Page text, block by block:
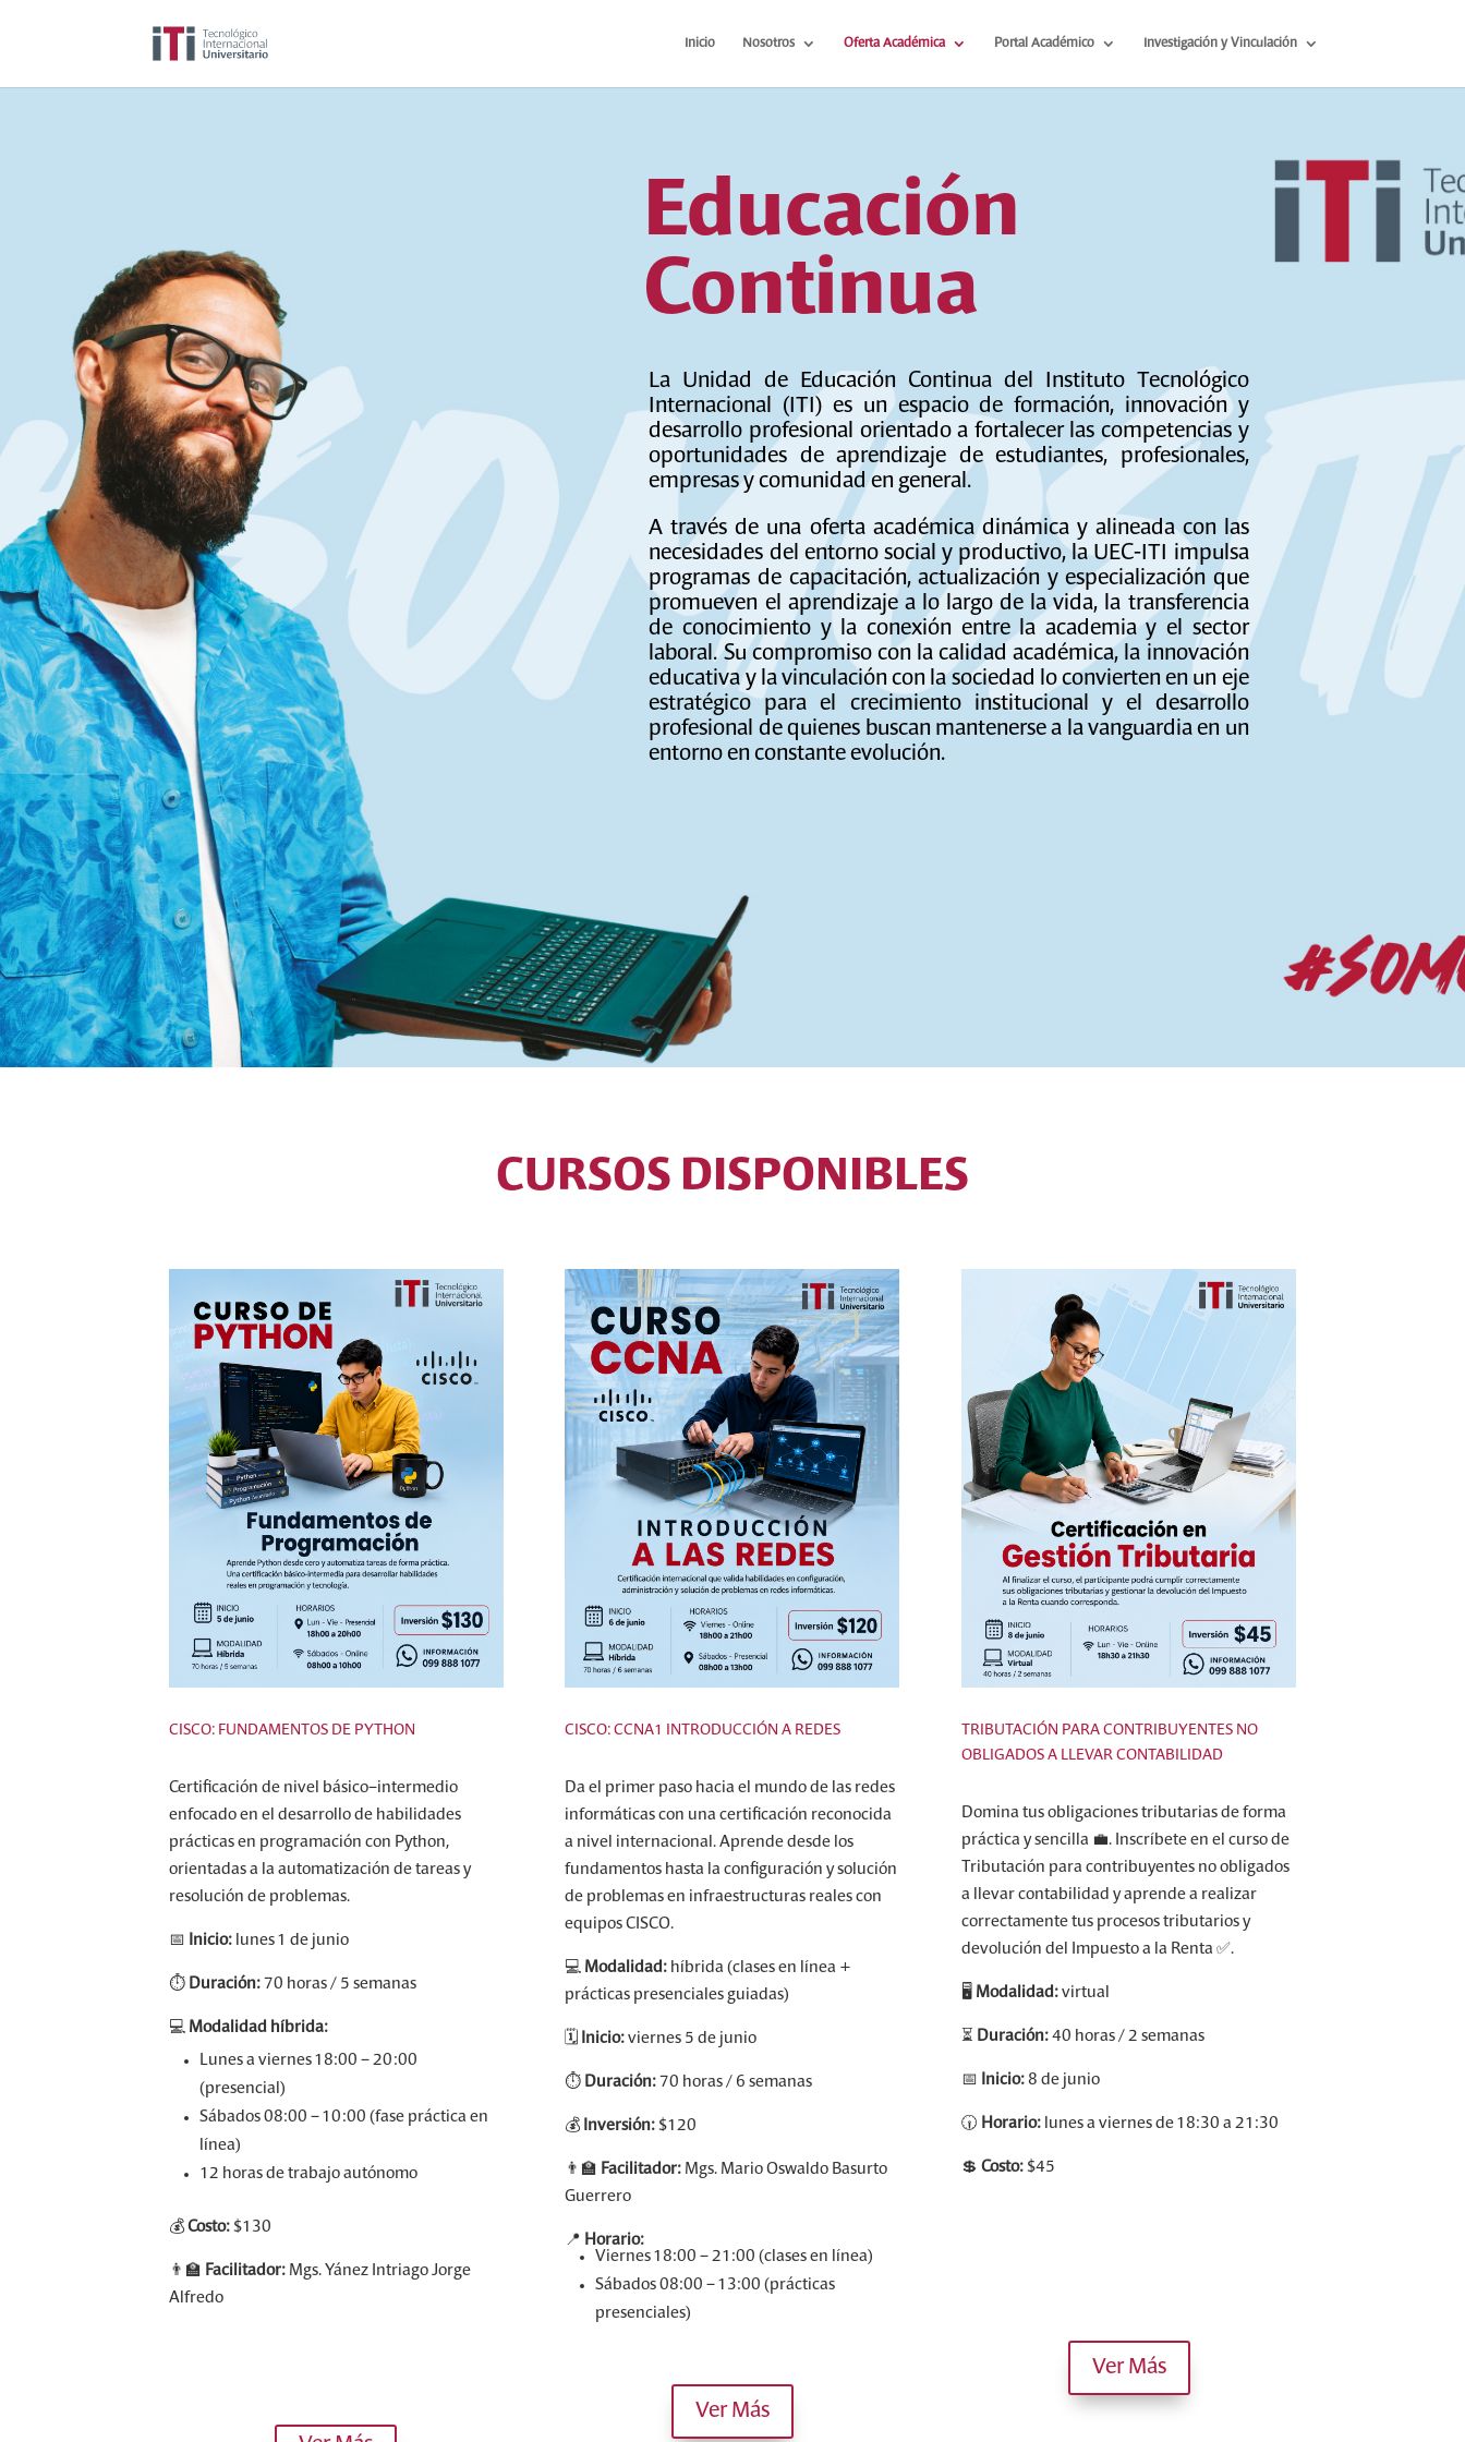
Inicio Nosotros Oferta Académica Portal Académico Investigación y Vinculación
Educación
Continua
La Unidad de Educación Continua del Instituto Tecnológico
Internacional (ITI) es un espacio de formación, innovación y
desarrollo profesional orientado a fortalecer las competencias y
oportunidades de aprendizaje de estudiantes, profesionales,
empresas y comunidad en general.
A través de una oferta académica dinámica y alineada con las
necesidades del entorno social y productivo, la UEC-ITI impulsa
programas de capacitación, actualización y especialización que
promueven el aprendizaje a lo largo de la vida, la transferencia
de conocimiento y la conexión entre la academia y el sector
laboral. Su compromiso con la calidad académica, la innovación
educativa y la vinculación con la sociedad lo convierten en un eje
estratégico para el crecimiento institucional y el desarrollo
profesional de quienes buscan mantenerse a la vanguardia en un
entorno en constante evolución.
CURSOS DISPONIBLES
CISCO: FUNDAMENTOS DE PYTHON
Certificación de nivel básico–intermedio
enfocado en el desarrollo de habilidades
prácticas en programación con Python,
orientadas a la automatización de tareas y
resolución de problemas.
📅 Inicio:lunes 1 de junio
⏱️ Duración:70 horas / 5 semanas
💻 Modalidad híbrida:
Lunes a viernes 18:00 – 20:00
(presencial)
Sábados 08:00 – 10:00 (fase práctica en
línea)
12 horas de trabajo autónomo
💰 Costo:$130
👨‍🏫 Facilitador:Mgs. Yánez Intriago Jorge
Alfredo
CISCO: CCNA1 INTRODUCCIÓN A REDES
Da el primer paso hacia el mundo de las redes
informáticas con una certificación reconocida
a nivel internacional. Aprende desde los
fundamentos hasta la configuración y solución
de problemas en infraestructuras reales con
equipos CISCO.
💻 Modalidad: híbrida (clases en línea +
prácticas presenciales guiadas)
🗓️ Inicio: viernes 5 de junio
⏱️ Duración: 70 horas / 6 semanas
💰 Inversión: $120
👨‍🏫 Facilitador: Mgs. Mario Oswaldo Basurto
Guerrero
📍 Horario:
Viernes 18:00 – 21:00 (clases en línea)
Sábados 08:00 – 13:00 (prácticas
presenciales)
Ver Más
TRIBUTACIÓN PARA CONTRIBUYENTES NO
OBLIGADOS A LLEVAR CONTABILIDAD
Domina tus obligaciones tributarias de forma
práctica y sencilla 💼. Inscríbete en el curso de
Tributación para contribuyentes no obligados
a llevar contabilidad y aprende a realizar
correctamente tus procesos tributarios y
devolución del Impuesto a la Renta ✅.
🖥️ Modalidad: virtual
⏳ Duración: 40 horas / 2 semanas
📅 Inicio: 8 de junio
🕡 Horario: lunes a viernes de 18:30 a 21:30
💲Costo: $45
Ver Más